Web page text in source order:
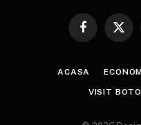
Facebook
X
ACASA
VISIT